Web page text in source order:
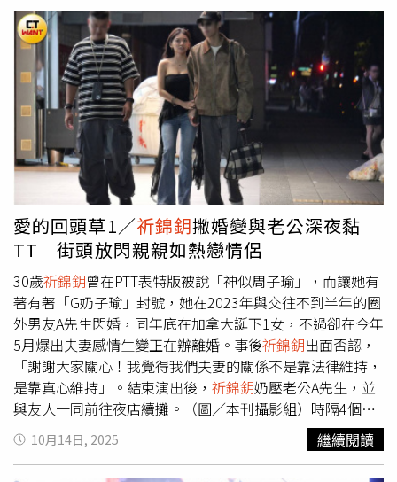
助，靠著自己的力量一肩扛起一切。「也謝謝所有幫助我的
朋友，我會記得一輩子。」祈錦鈅證實已簽字離婚。（圖／
翻攝IG／maxinechiii）據《TVBS新聞網》報導，
祈錦鈅證實
已簽字離婚。她表示，這段婚姻中她從未向對方索取任何金
錢，而對方也未曾主動關心過她，「我付出的絕對不比他
少，我沒有對不起任何人。」對於這段婚姻，她選擇以理性
與尊重作結，並強調未來將以孩子與家庭為優先考量，「我
們會是好的父母，但終究是兩個家庭。」她也表示，不希望
孩子在不健康的關係中成長，因此選擇及時止損，為彼此留
有餘地。談到離婚的契機，她直言：「覺得該把他的自由還
給他，也想說給自己一個停損點，這件事情已經差不多了，
這一年來我沒有跟他拿任何錢。」祈錦鈅 指出，對方早已對
她冷淡，不再關心她的生活，而她也不願自作多情。「我不
是條件差的人，我不該委屈自己。」她強調，不想再讓對方
因為對她家人的情感負擔，而繼續勉強維持婚姻，「應該要
切開了」。如今兩人已無感情基礎，各自發展也成為必然選
擇。她表示支持對方展開新戀情，也坦言自己未來也會重新
開始。 在 Instagram 查看這則貼文 從 Instagram 分享的貼
文
愛的回頭草1／祈錦鈅撇婚變與老公深夜黏
TT 街頭放閃親親如熱戀情侶
30歲祈錦鈅曾在PTT表特版被說「神似周子瑜」，而讓她有
著有著「G奶子瑜」封號，她在2023年與交往不到半年的圈
外男友A先生閃婚，同年底在加拿大誕下1女，不過卻在今年
5月爆出夫妻感情生變正在辦離婚。事後祈錦鈅出面否認，
「謝謝大家關心！我覺得我們夫妻的關係不是靠法律維持，
是靠真心維持」。結束演出後， 祈錦鈅奶壓老公A先生，並
與友人一同前往夜店續攤。（圖／本刊攝影組）時隔4個
月，時報周刊CTWANT直擊夫妻倆感情依舊甜蜜。9月6日深
夜11點，祈錦鈅現身台北市大安區某餐酒館演出，戴著棒球
10月14日, 2025 繼續閱讀